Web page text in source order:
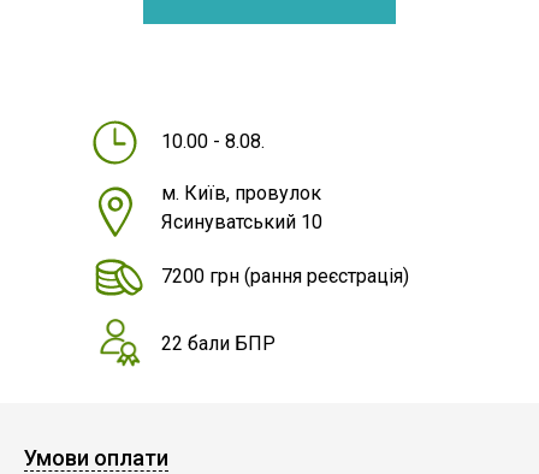
10.00 - 8.08.
м. Київ, провулок
Ясинуватський 10
7200 грн (рання реєстрація)
22 бали БПР
Умови оплати